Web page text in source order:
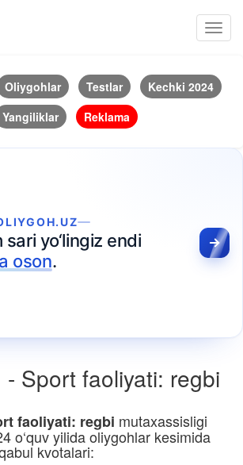
Oliygohlar Testlar
Kechki 2024
Yangiliklar
Reklama
sari yo‘lingiz endi
oson.
Sport faoliyati: regbi
faoliyati: regbi mutaxassisligi
o‘quv yilida oliygohlar kesimida
kvotalari: